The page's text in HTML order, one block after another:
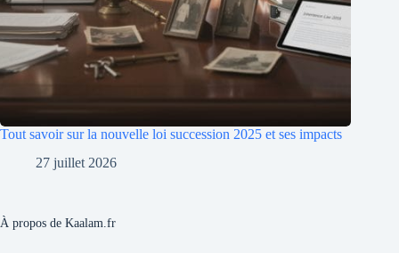
Tout savoir sur la nouvelle loi succession 2025 et ses impacts
27 juillet 2026
À propos de Kaalam.fr